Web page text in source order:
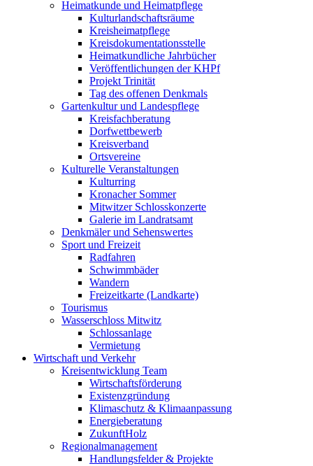
Heimatkunde und Heimatpflege
Kulturlandschaftsräume
Kreisheimatpflege
Kreisdokumentationsstelle
Heimatkundliche Jahrbücher
Veröffentlichungen der KHPf
Projekt Trinität
Tag des offenen Denkmals
Gartenkultur und Landespflege
Kreisfachberatung
Dorfwettbewerb
Kreisverband
Ortsvereine
Kulturelle Veranstaltungen
Kulturring
Kronacher Sommer
Mitwitzer Schlosskonzerte
Galerie im Landratsamt
Denkmäler und Sehenswertes
Sport und Freizeit
Radfahren
Schwimmbäder
Wandern
Freizeitkarte (Landkarte)
Tourismus
Wasserschloss Mitwitz
Schlossanlage
Vermietung
Wirtschaft und Verkehr
Kreisentwicklung Team
Wirtschaftsförderung
Existenzgründung
Klimaschutz & Klimaanpassung
Energieberatung
ZukunftHolz
Regionalmanagement
Handlungsfelder & Projekte